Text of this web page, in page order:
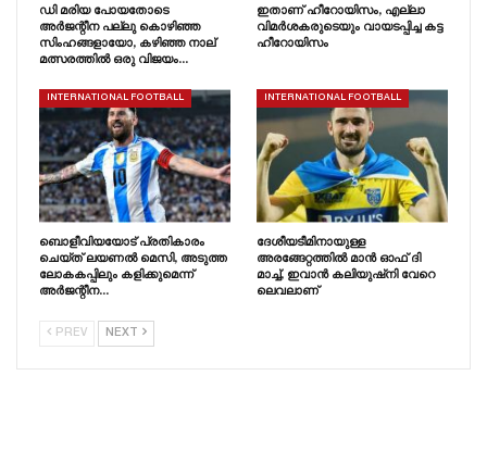
ഡി മരിയ പോയതോടെ
അർജന്റീന പല്ലു കൊഴിഞ്ഞ
സിംഹങ്ങളായോ, കഴിഞ്ഞ നാല്
മത്സരത്തിൽ ഒരു വിജയം…
ഇതാണ് ഹീറോയിസം, എല്ലാ
വിമർശകരുടെയും വായടപ്പിച്ച കട്ട
ഹീറോയിസം
INTERNATIONAL FOOTBALL
ബൊളീവിയയോട് പ്രതികാരം
ചെയ്‌ത്‌ ലയണൽ മെസി, അടുത്ത
ലോകകപ്പിലും കളിക്കുമെന്ന്
അർജന്റീന…
INTERNATIONAL FOOTBALL
ദേശീയടീമിനായുള്ള
അരങ്ങേറ്റത്തിൽ മാൻ ഓഫ് ദി
മാച്ച്, ഇവാൻ കലിയുഷ്‌നി വേറെ
ലെവലാണ്
PREV NEXT